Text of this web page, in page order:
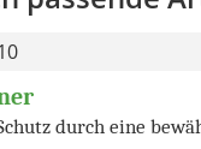
durch eine